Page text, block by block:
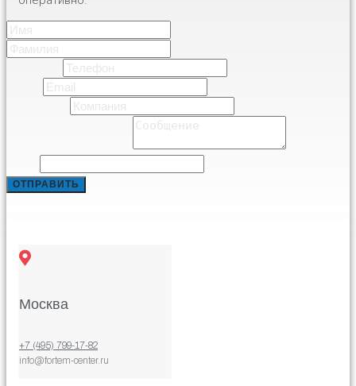
ОТПРАВИТЬ
Москва
+7 (495) 799-17-82
info@fortem-center.ru